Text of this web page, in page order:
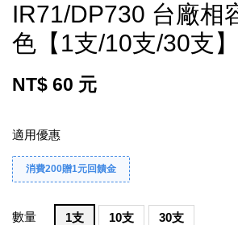
IR71/DP730 台廠相
色【1支/10支/30支】
NT$ 60 元
適用優惠
消費200贈1元回饋金
數量 1支 10支 30支